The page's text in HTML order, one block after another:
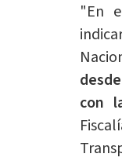
"En
con